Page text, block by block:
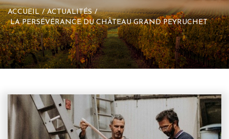
ACCUEIL / ACTUALITÉS /
LA PERSÉVÉRANCE DU CHÂTEAU GRAND PEYRUCHET